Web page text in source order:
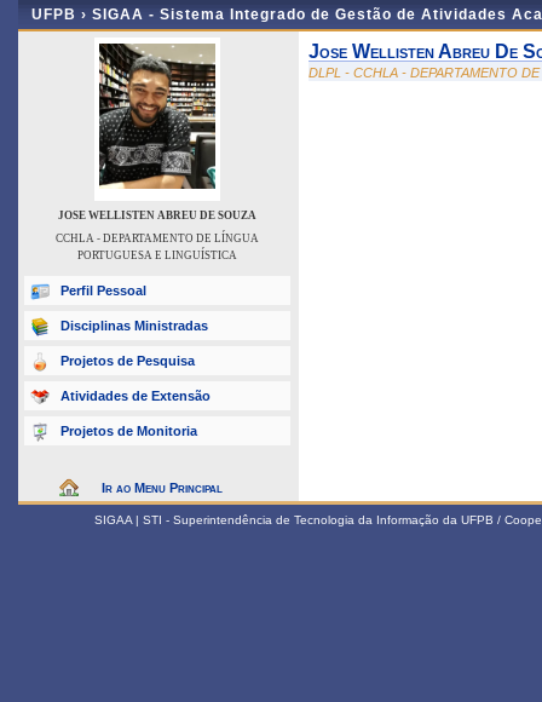
UFPB › SIGAA - Sistema Integrado de Gestão de Atividades
JOSE WELLISTEN ABREU DE SOUZA
CCHLA - DEPARTAMENTO DE LÍNGUA
PORTUGUESA E LINGUÍSTICA
Perfil Pessoal
Disciplinas Ministradas
Projetos de Pesquisa
Atividades de Extensão
Projetos de Monitoria
Ir ao Menu Principal
Jose Wellisten Abreu De
DLPL - CCHLA - DEPARTAMENTO
SIGAA | STI - Superintendência de Tecnologia da Informação da UFPB /